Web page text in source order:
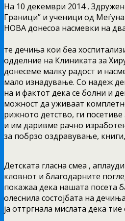
На 10 декември 2014 ,
Граници” и ученици од
НОВА донесоа насмевки на
те дечиња кои беа
одделние на Клиниката за
донесеме малку радост и
мало изнадување. Со надеж
на и фактoт дека се болни и
можност да уживаат
рижното детство, ги
и им даривме рачно
за побрзо оздравување,
Детската гласна смеа ,
кловнот и благодарните
покажаа дека нашата посета
олеснила состојбата на
ја оттргнала мислата дека